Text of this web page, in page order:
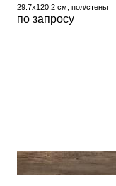
29.7x120.2 см, пол/стены
по запросу